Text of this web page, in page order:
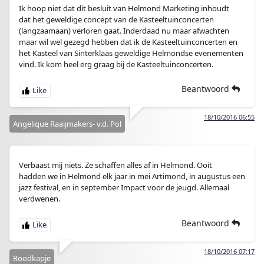
Ik hoop niet dat dit besluit van Helmond Marketing inhoudt
dat het geweldige concept van de Kasteeltuinconcerten
(langzaamaan) verloren gaat. Inderdaad nu maar afwachten
maar wil wel gezegd hebben dat ik de Kasteeltuinconcerten en
het Kasteel van Sinterklaas geweldige Helmondse evenementen
vind. Ik kom heel erg graag bij de Kasteeltuinconcerten.
Beantwoord
18/10/2016 06:55
Angelique Raaijmakers- v.d. Pol
Verbaast mij niets. Ze schaffen alles af in Helmond. Ooit
hadden we in Helmond elk jaar in mei Artimond, in augustus een
jazz festival, en in september Impact voor de jeugd. Allemaal
verdwenen.
Beantwoord
18/10/2016 07:17
Roodkapje